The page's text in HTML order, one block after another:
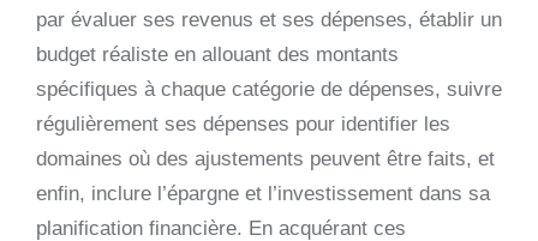
par évaluer ses revenus et ses dépenses, établir un
budget réaliste en allouant des montants
spécifiques à chaque catégorie de dépenses, suivre
régulièrement ses dépenses pour identifier les
domaines où des ajustements peuvent être faits, et
enfin, inclure l’épargne et l’investissement dans sa
planification financière. En acquérant ces